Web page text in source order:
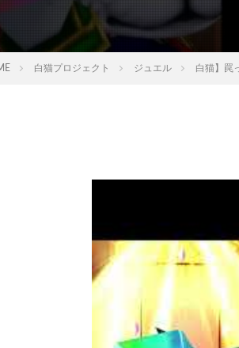
白猫プロジェクト ジュエル 白猫】罠